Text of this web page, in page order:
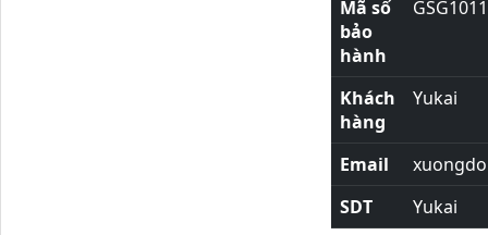
Mã số
bảo
hành
GSG1011
Khách
hàng
Yukai
Email
SDT
Yukai